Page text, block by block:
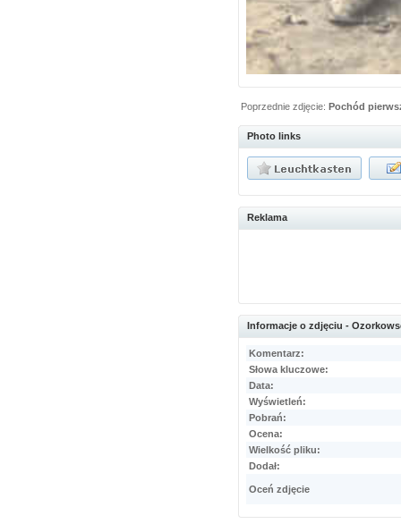
Poprzednie zdjęcie:Pochód
Photo links
Reklama
Informacje o zdjęciu -
Komentarz:
Słowa kluczowe:
Data:
Wyświetleń:
Pobrań:
Ocena:
Wielkość pliku:
Dodał:
Oceń zdjęcie